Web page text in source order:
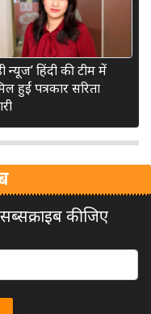
न्यूज’ हिंदी की टीम में
हुईं पत्रकार सरिता
कीजिए